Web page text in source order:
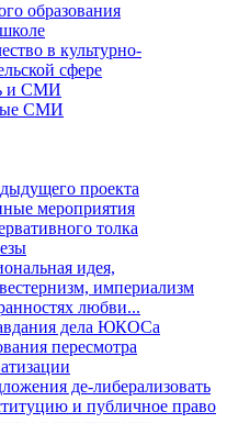
образования
в культурно-
сфере
и СМИ
СМИ
проекта
мероприятия
толка
идея,
империализм
любви...
дела ЮКОСа
пересмотра
де-либерализовать
и публичное право